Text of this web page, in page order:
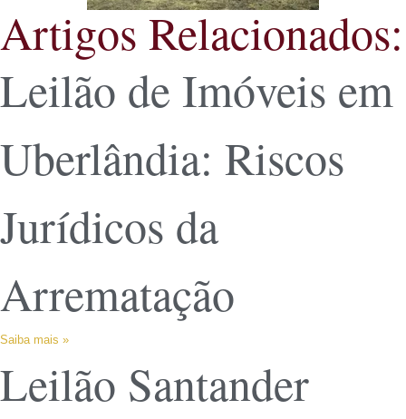
Artigos Relacionados:
Leilão de Imóveis em
Uberlândia: Riscos
Jurídicos da
Arrematação
Saiba mais »
Leilão Santander